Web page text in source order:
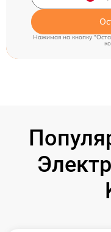
Нажимая на кнопку